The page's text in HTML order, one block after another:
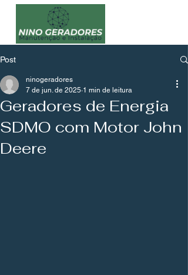
Post
Geradores de Energia
SDMO com Motor John
Deere
ninogeradores
7 de jun. de 2025 1 min de leitura